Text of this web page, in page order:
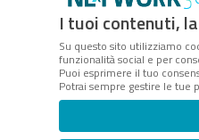
I tuoi contenuti,
Su questo sito utilizziamo
funzionalità social e per
Puoi esprimere il tuo
Potrai sempre gestire le tue